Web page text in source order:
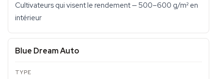
Cultivateurs qui visent le rendement — 500–600 g/m² en
intérieur
Blue Dream Auto